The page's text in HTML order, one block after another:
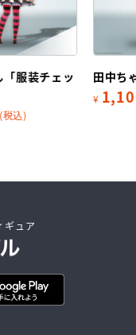
服装チェッ
(税込)
田中ち
¥
ギュア